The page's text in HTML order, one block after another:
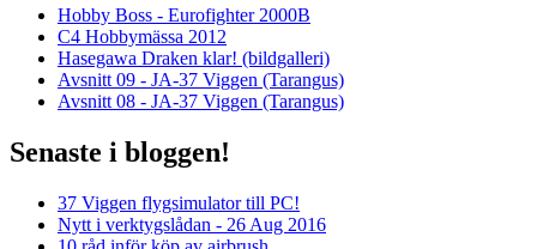
Hobby Boss - Eurofighter 2000B
C4 Hobbymässa 2012
Hasegawa Draken klar! (bildgalleri)
Avsnitt 09 - JA-37 Viggen (Tarangus)
Avsnitt 08 - JA-37 Viggen (Tarangus)
Senaste i bloggen!
37 Viggen flygsimulator till PC!
Nytt i verktygslådan - 26 Aug 2016